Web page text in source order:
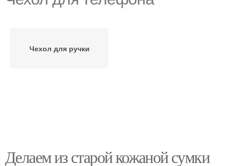
Чехол для ручки
Делаем из старой кожаной сумки